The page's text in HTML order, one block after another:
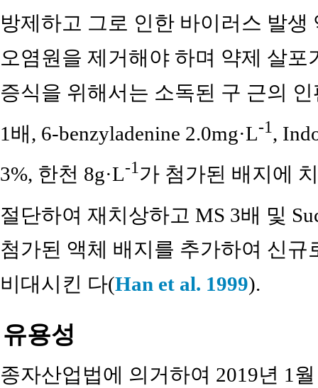
방제하고 그로 인한 바이러스 발
오염원을 제거해야 하며 약제 살
증식을 위해서는 소독된 구 근의 인
1배, 6-benzyladenine 2.0mg·L-1 ,
3%, 한천 8g·L-1가 첨가된 배지에
절단하여 재치상하고 MS 3배 및
첨가된 액체 배지를 추가하여 신규
비대시킨 다(Han et al. 1999).
유용성
종자산업법에 의거하여 2019년 1